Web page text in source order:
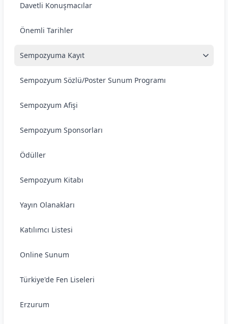
Davetli Konuşmacılar
Önemli Tarihler
Sempozyuma Kayıt
Sempozyum Sözlü/Poster Sunum Programı
Sempozyum Afişi
Sempozyum Sponsorları
Ödüller
Sempozyum Kitabı
Yayın Olanakları
Katılımcı Listesi
Online Sunum
Türkiye'de Fen Liseleri
Erzurum